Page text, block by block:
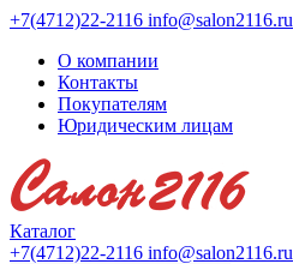
+7(4712)22-2116 info@salon2116.ru
О компании
Контакты
Покупателям
Юридическим лицам
Каталог
+7(4712)22-2116 info@salon2116.ru